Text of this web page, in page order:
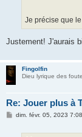
Je précise que
Justement! J'aurais
Fingolfin
Dieu lyrique des
Re: Jouer plus à
Mdim. févr. 05, 2023